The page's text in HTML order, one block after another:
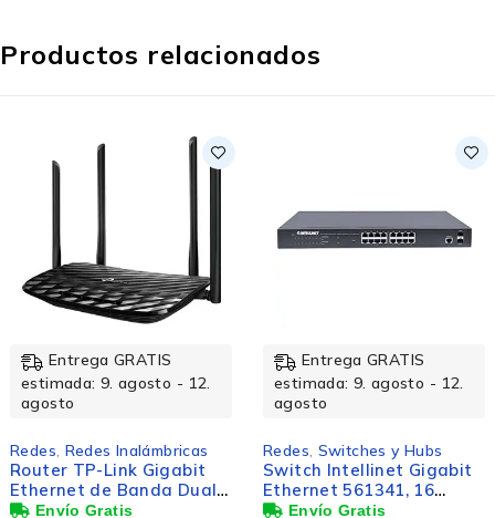
Productos relacionados
Entrega GRATIS
estimada: 9. agosto - 12.
agosto
Redes,Switches y Hubs
Switch Intellinet Gigabit
Ethernet 561341, 16
Puertos PoE+
Entrega GRATIS
estimada: 9. agosto - 12.
agosto
Redes,Redes Inalámbricas
Router Mercusys Fast
Ethernet MW330HP,
Alámbrico, 300 Mbit/s, 3x